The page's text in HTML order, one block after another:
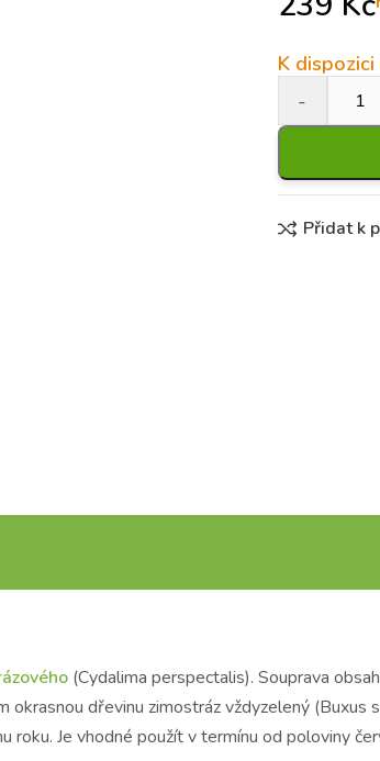
K
Přidat k
(Cydalima perspectalis). Souprava
dřevinu zimostráz vždyzelený (Buxus
roku. Je vhodné použít v termínu od poloviny